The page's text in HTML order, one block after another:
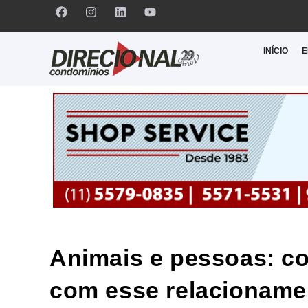
INÍCIO
Animais e pessoas:
com esse